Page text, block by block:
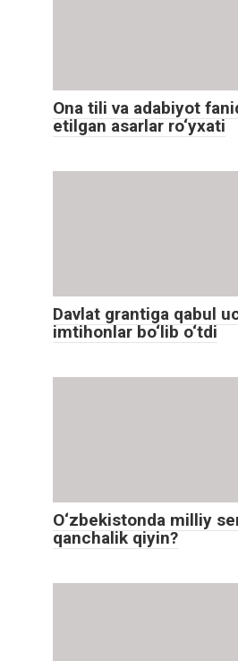
Ona tili va adabiyot
etilgan asarlar ro‘yxati
Davlat grantiga qabul
imtihonlar bo‘lib o‘tdi
O‘zbekistonda milliy
qanchalik qiyin?